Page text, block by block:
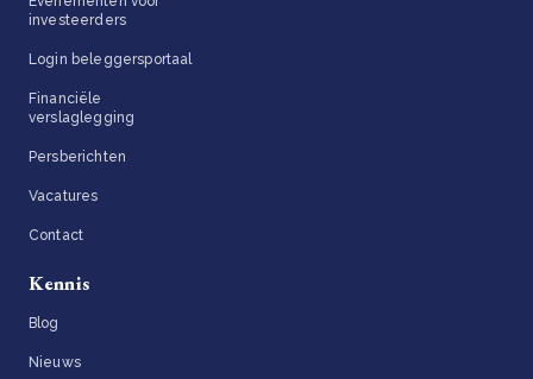
investeerders
Login beleggersportaal
Financiële
verslaglegging
Persberichten
Vacatures
Contact
Kennis
Blog
Nieuws